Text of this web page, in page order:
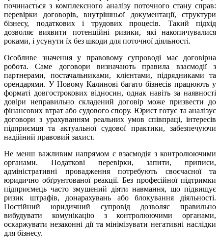
починається з комплексного аналізу поточного стану справ:
перевірки договорів, внутрішньої документації, структури
бізнесу, податкових і трудових процесів. Такий підхід
дозволяє виявити потенційні ризики, які накопичувалися
роками, і усунути їх без шкоди для поточної діяльності.
Особливе значення у правовому супроводі має договірна
робота. Саме договори визначають правила взаємодії з
партнерами, постачальниками, клієнтами, підрядниками та
орендарями. У Новому Калинові багато бізнесів працюють у
форматі довгострокових відносин, однак навіть за наявності
довіри неправильно складений договір може призвести до
фінансових втрат або судового спору. Юрист готує та аналізує
договори з урахуванням реальних умов співпраці, інтересів
підприємця та актуальної судової практики, забезпечуючи
надійний правовий захист.
Не менш важливим напрямом є взаємодія з контролюючими
органами. Податкові перевірки, запити, приписи,
адміністративні провадження потребують своєчасної та
юридично обґрунтованої реакції. Без професійної підтримки
підприємець часто змушений діяти навмання, що підвищує
ризик штрафів, донарахувань або блокування діяльності.
Постійний юридичний супровід дозволяє правильно
вибудувати комунікацію з контролюючими органами,
оскаржувати незаконні дії та мінімізувати негативні наслідки
для бізнесу.